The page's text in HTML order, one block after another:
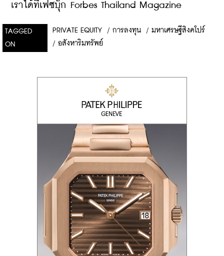
เราได้ที่เฟซบุ๊ก Forbes Thailand Magazine
TAGGED
ON
PRIVATE EQUITY / การลงทุน / มหาเศรษฐีสิงคโปร์
/ อสังหาริมทรัพย์